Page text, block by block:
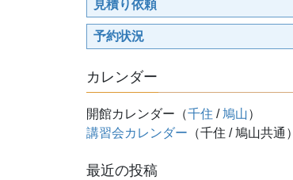
見積り依頼
予約状況
カレンダー
開館カレンダー（千住 /鳩山）
講習会カレンダー （千住 / 鳩山共通）
最近の投稿